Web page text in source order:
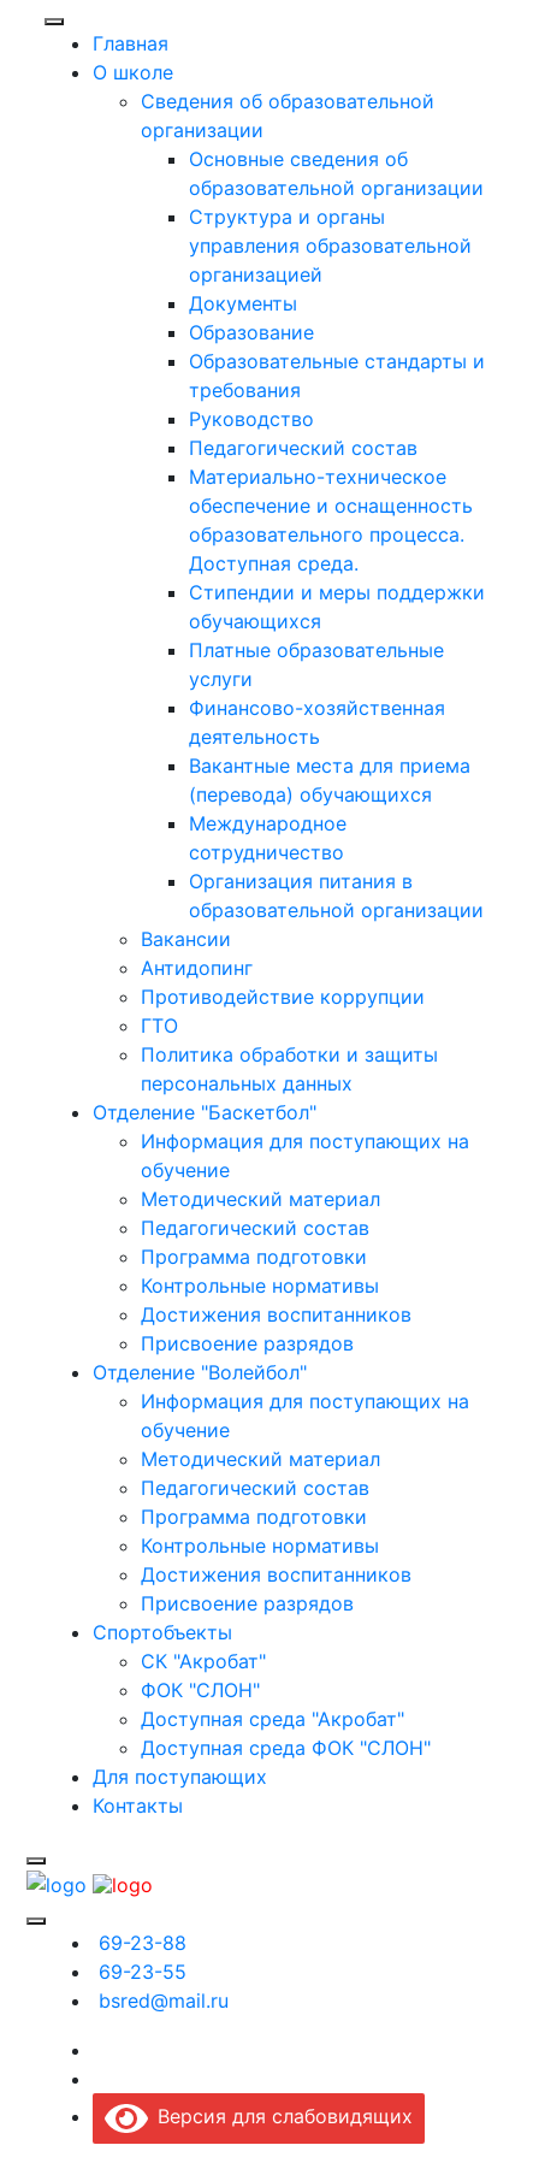
Главная
О школе
Сведения об образовательной
организации
Основные сведения об
образовательной организации
Структура и органы
управления образовательной
организацией
Документы
Образование
Образовательные стандарты и
требования
Руководство
Педагогический состав
Материально-техническое
обеспечение и оснащенность
образовательного процесса.
Доступная среда.
Стипендии и меры поддержки
обучающихся
Платные образовательные
услуги
Финансово-хозяйственная
деятельность
Вакантные места для приема
(перевода) обучающихся
Международное
сотрудничество
Организация питания в
образовательной организации
Вакансии
Антидопинг
Противодействие коррупции
ГТО
Политика обработки и защиты
персональных данных
Отделение "Баскетбол"
Информация для поступающих на
обучение
Методический материал
Педагогический состав
Программа подготовки
Контрольные нормативы
Достижения воспитанников
Присвоение разрядов
Отделение "Волейбол"
Информация для поступающих на
обучение
Методический материал
Педагогический состав
Программа подготовки
Контрольные нормативы
Достижения воспитанников
Присвоение разрядов
Спортобъекты
СК "Акробат"
ФОК "СЛОН"
Доступная среда "Акробат"
Доступная среда ФОК "СЛОН"
Для поступающих
Контакты
69-23-88
69-23-55
bsred@mail.ru
Версия для слабовидящих